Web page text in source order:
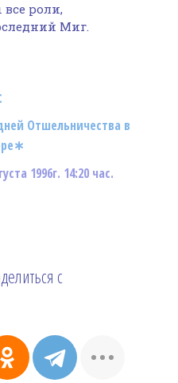
роли,
Миг.
Отшельничества в
∗
1996г. 14:20 час.
с